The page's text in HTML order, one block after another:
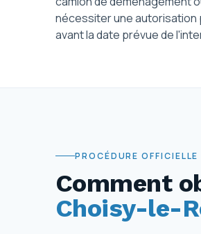
nécessiter une autorisation
avant la date prévue de
PROCÉDURE OFFICIELLE
Comment
Choisy-le-